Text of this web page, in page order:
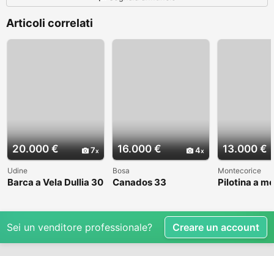
Articoli correlati
20.000 € 7
Udine
Barca a Vela Dullia 30
16.000 € 4
Bosa
Canados 33
13.000 €
Montecorice
Pilotina a
Sei un venditore professionale? Creare un account